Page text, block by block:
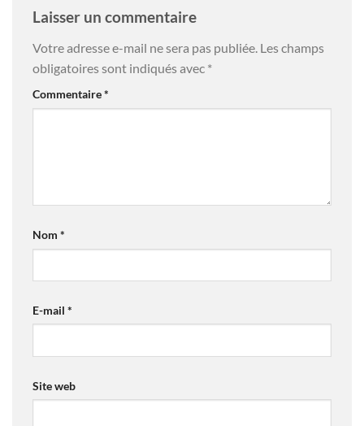
Laisser un commentaire
Votre adresse e-mail ne sera pas publiée. Les champs
obligatoires sont indiqués avec *
Commentaire*
Nom *
E-mail *
Site web